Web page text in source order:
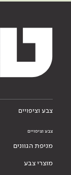
צבע וציפויים
צבע וציפויים
מניפת הגוונים
מוצרי צבע